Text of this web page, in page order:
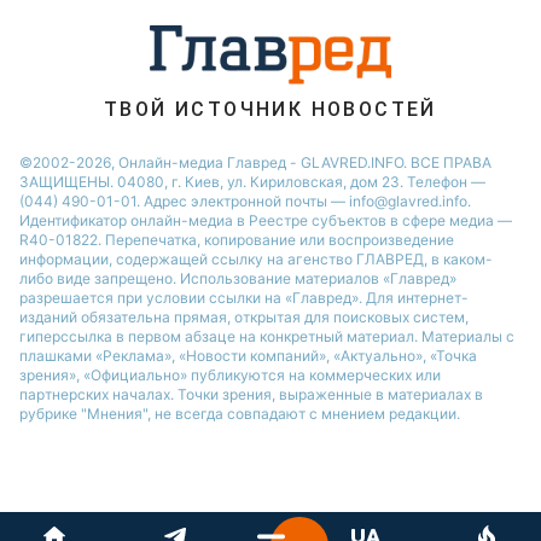
ТВОЙ ИСТОЧНИК НОВОСТЕЙ
©2002-2026, Онлайн-медиа Главред - GLAVRED.INFO. ВСЕ ПРАВА
ЗАЩИЩЕНЫ. 04080, г. Киев, ул. Кириловская, дом 23. Телефон —
(044) 490-01-01. Адрес электронной почты — info@glavred.info.
Идентификатор онлайн-медиа в Реестре cубъектов в сфере медиа —
R40-01822. Перепечатка, копирование или воспроизведение
информации, содержащей ссылку на агенство ГЛАВРЕД, в каком-
либо виде запрещено. Использование материалов «Главред»
разрешается при условии ссылки на «Главред». Для интернет-
изданий обязательна прямая, открытая для поисковых систем,
гиперссылка в первом абзаце на конкретный материал. Материалы с
плашками «Реклама», «Новости компаний», «Актуально», «Точка
зрения», «Официально» публикуются на коммерческих или
партнерских началах. Точки зрения, выраженные в материалах в
рубрике "Мнения", не всегда совпадают с мнением редакции.